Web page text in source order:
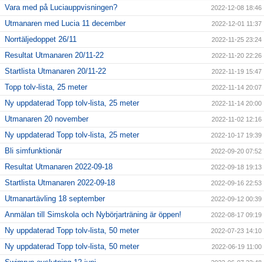
Vara med på Luciauppvisningen? 2022-12-08 18:46
Utmanaren med Lucia 11 december 2022-12-01 11:37
Norrtäljedoppet 26/11 2022-11-25 23:24
Resultat Utmanaren 20/11-22 2022-11-20 22:26
Startlista Utmanaren 20/11-22 2022-11-19 15:47
Topp tolv-lista, 25 meter 2022-11-14 20:07
Ny uppdaterad Topp tolv-lista, 25 meter 2022-11-14 20:00
Utmanaren 20 november 2022-11-02 12:16
Ny uppdaterad Topp tolv-lista, 25 meter 2022-10-17 19:39
Bli simfunktionär 2022-09-20 07:52
Resultat Utmanaren 2022-09-18 2022-09-18 19:13
Startlista Utmanaren 2022-09-18 2022-09-16 22:53
Utmanartävling 18 september 2022-09-12 00:39
Anmälan till Simskola och Nybörjarträning är öppen! 2022-08-17 09:19
Ny uppdaterad Topp tolv-lista, 50 meter 2022-07-23 14:10
Ny uppdaterad Topp tolv-lista, 50 meter 2022-06-19 11:00